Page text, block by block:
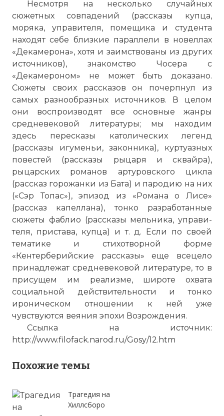
Несмотря на несколько случайных
сюжетных совпадений (рассказы купца,
моряка, управителя, помещика и студента
находят себе близкие параллели в новеллах
«Декамерона», хотя и заимствованы из других
источников), знакомство Чосера с
«Декамероном» не может быть доказано.
Сюжеты своих рассказов он почерпнул из
самых разнообразных источников. В целом
они воспроизводят все основные жанры
средневековой литературы; мы находим
здесь пересказы като­лических легенд
(рассказы игуменьи, законника), куртуазных
повестей (рассказы рыцаря и сквайра),
рыцарских романов артуровского цикла
(рассказ горожанки из Бата) и пародию на них
(«Сэр Топас»), эпизод из «Романа о Лисе»
(рассказ капеллана), тонко разработанные
сюжеты фаблио (рассказы мельника, управи­
теля, пристава, купца) и т. д. Если по своей
тематике и стихотворной форме
«Кентерберийские рассказы» еще всецело
принадлежат средневековой литерату­ре, то в
присущем им реализме, широте охвата
социальной действительности и тонко
ироническом отношении к ней уже
чувствуются веяния эпохи Возрождения.
Ссылка на источник:
http://www.filofack.narod.ru/Gosy/12.htm
Похожие темы
Трагедия на
Хиллсборо